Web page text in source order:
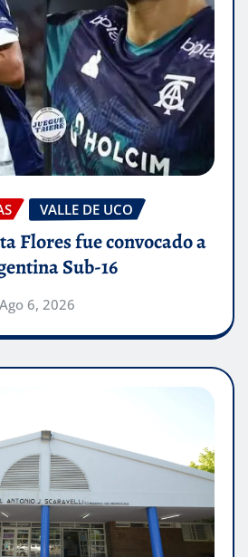
VALLE DE UCO
Flores fue convocado a
Sub-16
Ago 6, 2026